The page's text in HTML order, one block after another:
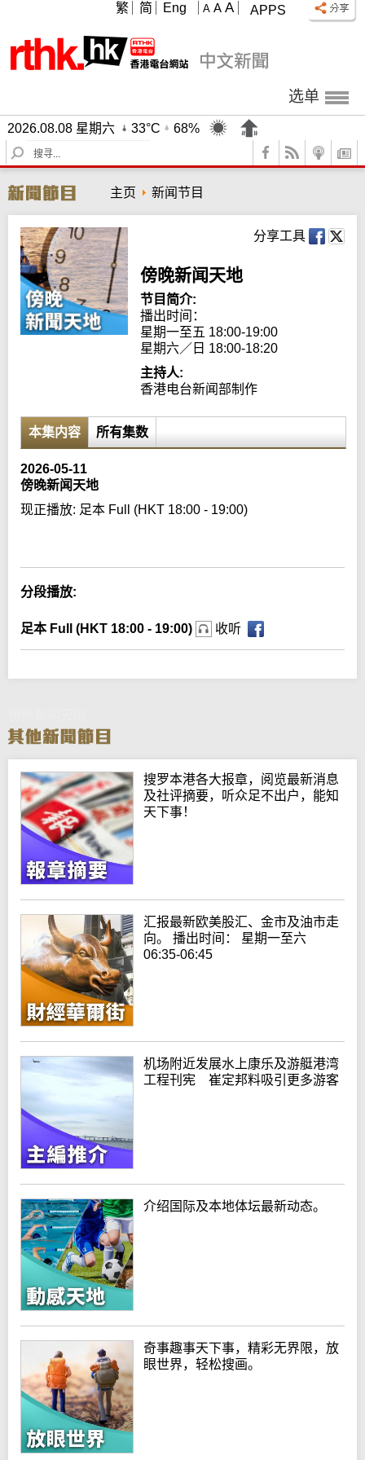
APPS
A A A
繁 简 Eng
选单
2026.08.08 星期六 33°C
68%
S
e
r
c
h
主页 新闻节目
分享工具
傍晚新闻天地
节目简介:
播出时间：
星期一至五 18:00-19:00
星期六／日 18:00-18:20
主持人:
香港电台新闻部制作
本集内容 所有集数
2026-05-11
傍晚新闻天地
现正播放: 足本 Full (HKT 18:00 - 19:00)
分段播放:
足本 Full (HKT 18:00 - 19:00) 收听
搜罗本港各大报章，阅览最新消息
及社评摘要，听众足不出户，能知
天下事！
汇报最新欧美股汇、金市及油市走
向。 播出时间： 星期一至六
06:35-06:45
机场附近发展水上康乐及游艇港湾
工程刊宪 崔定邦料吸引更多游客
介绍国际及本地体坛最新动态。
奇事趣事天下事，精彩无界限，放
眼世界，轻松搜画。